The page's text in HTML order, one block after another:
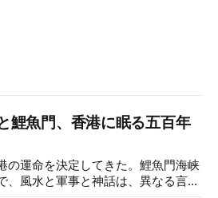
鯉魚門、香港に眠る五百年
の運命を決定してきた。鯉魚門海峡
、風水と軍事と神話は、異なる言語